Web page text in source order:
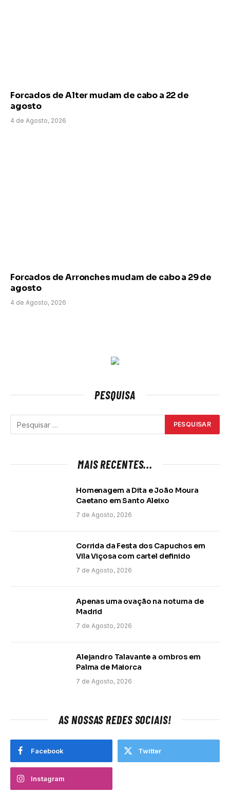
Forcados de Alter mudam de cabo a 22 de
agosto
4 de Agosto, 2026
Forcados de Arronches mudam de cabo a 29 de
agosto
4 de Agosto, 2026
PESQUISA
MAIS RECENTES...
Homenagem a Dita e João Moura
Caetano em Santo Aleixo
7 de Agosto, 2026
Corrida da Festa dos Capuchos em
Vila Viçosa com cartel definido
7 de Agosto, 2026
Apenas uma ovação na noturna de
Madrid
7 de Agosto, 2026
Alejandro Talavante a ombros em
Palma de Maiorca
7 de Agosto, 2026
AS NOSSAS REDES SOCIAIS!
Facebook Twitter
Instagram